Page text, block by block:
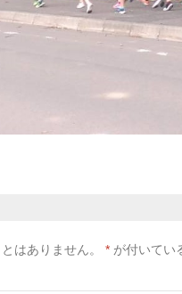
はありません。 * が付いてい